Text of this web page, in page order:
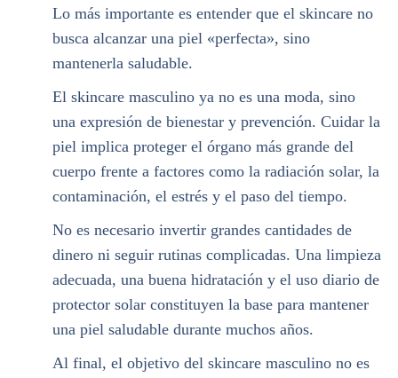
Lo más importante es entender que el skincare no
busca alcanzar una piel «perfecta», sino
mantenerla saludable.
El skincare masculino ya no es una moda, sino
una expresión de bienestar y prevención. Cuidar la
piel implica proteger el órgano más grande del
cuerpo frente a factores como la radiación solar, la
contaminación, el estrés y el paso del tiempo.
No es necesario invertir grandes cantidades de
dinero ni seguir rutinas complicadas. Una limpieza
adecuada, una buena hidratación y el uso diario de
protector solar constituyen la base para mantener
una piel saludable durante muchos años.
Al final, el objetivo del skincare masculino no es